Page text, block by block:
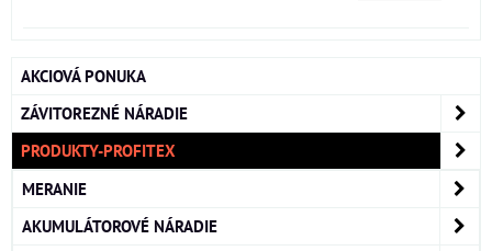
AKCIOVÁ PONUKA
ZÁVITOREZNÉ NÁRADIE
PRODUKTY-PROFITEX
MERANIE
AKUMULÁTOROVÉ NÁRADIE